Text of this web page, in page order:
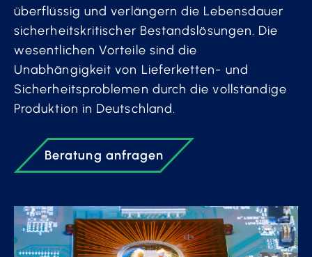
überflüssig und verlängern die Lebensdauer
sicherheitskritischer Bestandslösungen. Die
wesentlichen Vorteile sind die
Unabhängigkeit von Lieferketten- und
Sicherheitsproblemen durch die vollständige
Produktion in Deutschland.
Beratung anfragen